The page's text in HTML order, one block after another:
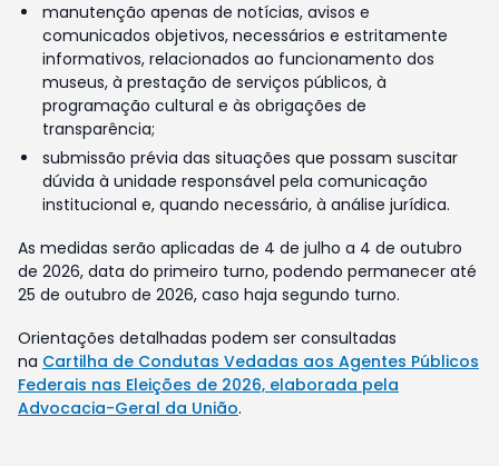
manutenção apenas de notícias, avisos e
comunicados objetivos, necessários e estritamente
informativos, relacionados ao funcionamento dos
museus, à prestação de serviços públicos, à
programação cultural e às obrigações de
transparência;
submissão prévia das situações que possam suscitar
dúvida à unidade responsável pela comunicação
institucional e, quando necessário, à análise jurídica.
As medidas serão aplicadas de 4 de julho a 4 de outubro
de 2026, data do primeiro turno, podendo permanecer até
25 de outubro de 2026, caso haja segundo turno.
Orientações detalhadas podem ser consultadas
na Cartilha de Condutas Vedadas aos Agentes Públicos
Federais nas Eleições de 2026, elaborada pela
Advocacia-Geral da União.